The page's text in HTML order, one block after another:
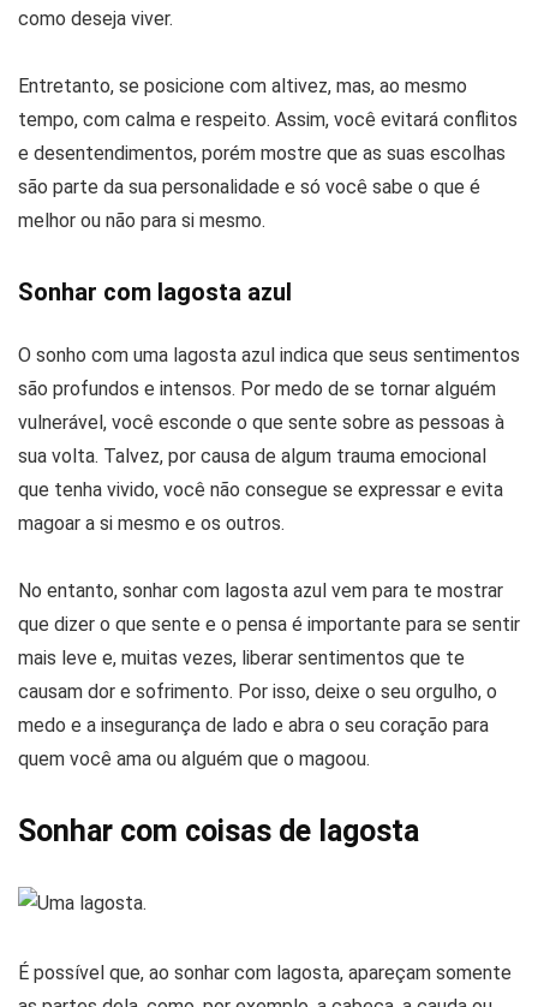
como deseja viver.
Entretanto, se posicione com altivez, mas, ao mesmo
tempo, com calma e respeito. Assim, você evitará conflitos
e desentendimentos, porém mostre que as suas escolhas
são parte da sua personalidade e só você sabe o que é
melhor ou não para si mesmo.
Sonhar com lagosta azul
O sonho com uma lagosta azul indica que seus sentimentos
são profundos e intensos. Por medo de se tornar alguém
vulnerável, você esconde o que sente sobre as pessoas à
sua volta. Talvez, por causa de algum trauma emocional
que tenha vivido, você não consegue se expressar e evita
magoar a si mesmo e os outros.
No entanto, sonhar com lagosta azul vem para te mostrar
que dizer o que sente e o pensa é importante para se sentir
mais leve e, muitas vezes, liberar sentimentos que te
causam dor e sofrimento. Por isso, deixe o seu orgulho, o
medo e a insegurança de lado e abra o seu coração para
quem você ama ou alguém que o magoou.
Sonhar com coisas de lagosta
É possível que, ao sonhar com lagosta, apareçam somente